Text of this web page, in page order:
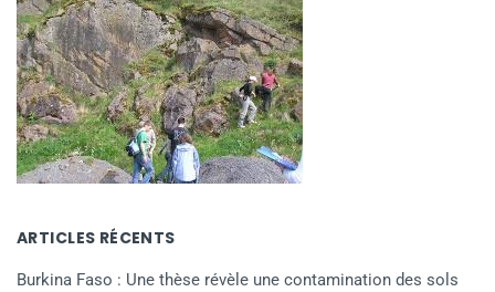
ARTICLES RÉCENTS
Burkina Faso : Une thèse révèle une contamination des sols